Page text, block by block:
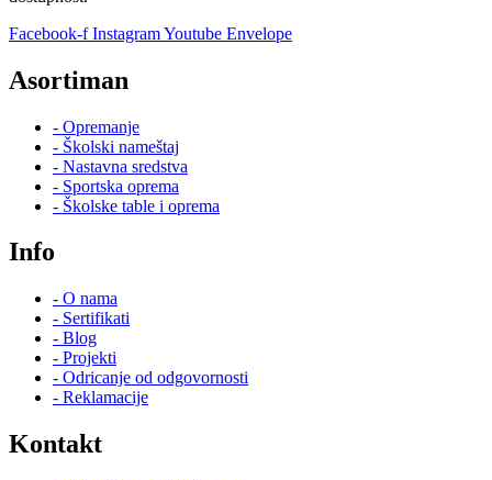
Facebook-f InstagramYoutube Envelope
Asortiman
- Opremanje
- Školski nameštaj
- Nastavna sredstva
- Sportska oprema
- Školske table i oprema
Info
- O nama
- Sertifikati
- Blog
- Projekti
- Odricanje od odgovornosti
- Reklamacije
Kontakt